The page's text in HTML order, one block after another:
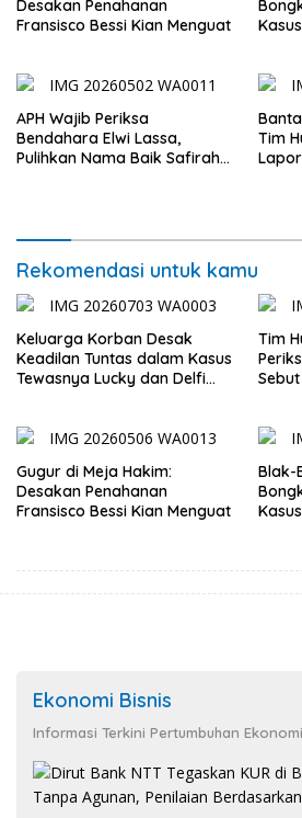
Desakan Penahanan
Fransisco Bessi Kian Menguat
APH Wajib Periksa
Bendahara Elwi Lassa,
Pulihkan Nama Baik Safirah
Tim
Rekomendasi untuk kamu
Keluarga Korban Desak
Keadilan Tuntas dalam Kasus
Tewasnya Lucky dan Delfi
Tim
Gugur di Meja Hakim:
Desakan Penahanan
Fransisco Bessi Kian Menguat
Blak-
Ekonomi Bisnis
Informasi Terkini Pertumbuhan